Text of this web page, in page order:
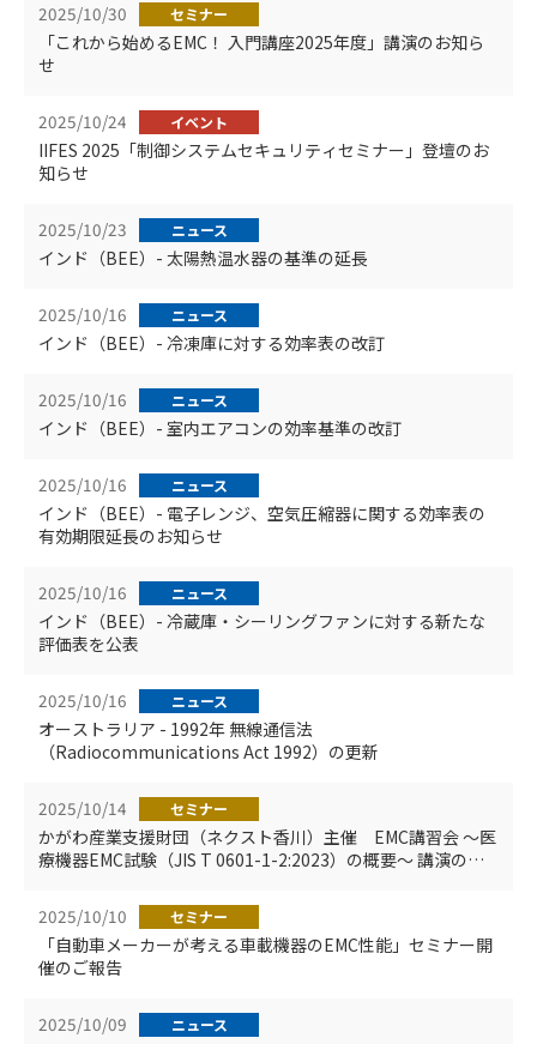
2025/10/30 セミナー
「これから始めるEMC！ 入門講座2025年度」講演のお知ら
せ
2025/10/24 イベント
IIFES 2025「制御システムセキュリティセミナー」登壇のお
知らせ
2025/10/23 ニュース
インド（BEE）- 太陽熱温水器の基準の延長
2025/10/16 ニュース
インド（BEE）- 冷凍庫に対する効率表の改訂
2025/10/16 ニュース
インド（BEE）- 室内エアコンの効率基準の改訂
2025/10/16 ニュース
インド（BEE）- 電子レンジ、空気圧縮器に関する効率表の
有効期限延長のお知らせ
2025/10/16 ニュース
インド（BEE）- 冷蔵庫・シーリングファンに対する新たな
評価表を公表
2025/10/16 ニュース
オーストラリア - 1992年 無線通信法
（Radiocommunications Act 1992）の更新
2025/10/14 セミナー
かがわ産業支援財団（ネクスト香川）主催 EMC講習会 ～医
療機器EMC試験（JIS T 0601-1-2:2023）の概要～ 講演のご
2025/10/10
セミナー
「自動車メーカーが考える車載機器のEMC性能」セミナー開
催のご報告
2025/10/09 ニュース